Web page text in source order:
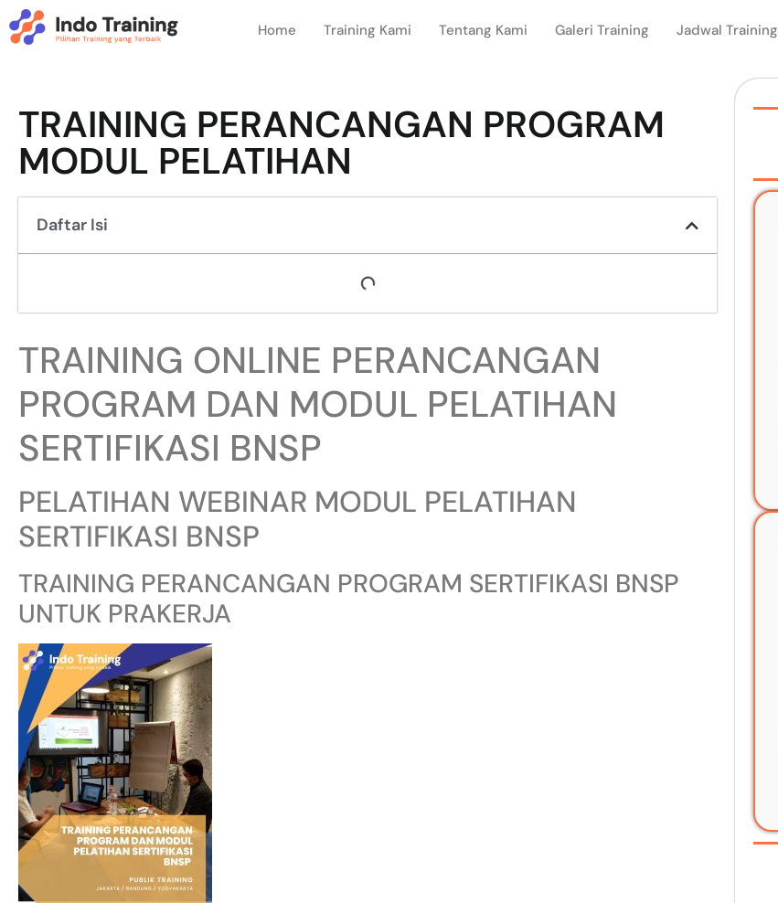
Home Training Kami Tentang Kami Galeri Training Jadwal Training
TRAINING PERANCANGAN PROGRAM
MODUL PELATIHAN
Daftar Isi
TRAINING ONLINE PERANCANGAN
PROGRAM DAN MODUL PELATIHAN
SERTIFIKASI BNSP
PELATIHAN WEBINAR MODUL PELATIHAN
SERTIFIKASI BNSP
TRAINING PERANCANGAN PROGRAM SERTIFIKASI BNSP
UNTUK PRAKERJA